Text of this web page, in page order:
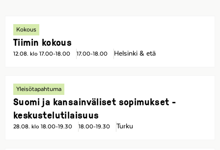
Kokous
Tiimin kokous
12.08. klo 17.00-18.00 17.00-18.00 Helsinki & etä
Yleisötapahtuma
Suomi ja kansainväliset sopimukset -
keskustelutilaisuus
28.08. klo 18.00-19.30 18.00-19.30 Turku